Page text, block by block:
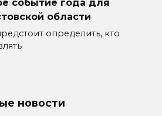
области
определить, кто
новости